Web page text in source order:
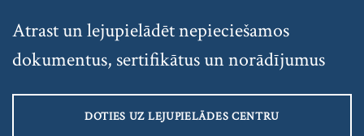
Atrast un lejupielādēt nepieciešamos
dokumentus, sertifikātus un norādījumus
DOTIES UZ LEJUPIELĀDES CENTRU